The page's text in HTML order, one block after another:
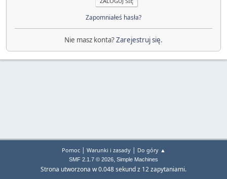
Zapomniałeś hasła?
Nie masz konta?Zarejestruj się.
Pomoc| Warunki i zasady| Do góry ▲
SMF 2.1.7 © 2026, Simple Machines
Strona utworzona w 0.048 sekund z 12 zapytaniami.